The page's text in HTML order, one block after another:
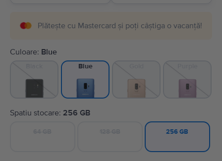
Plătește cu Mastercard și poți câștiga o vacanță!
Culoare: Blue
Blue
Spatiu stocare: 256 GB
256 GB